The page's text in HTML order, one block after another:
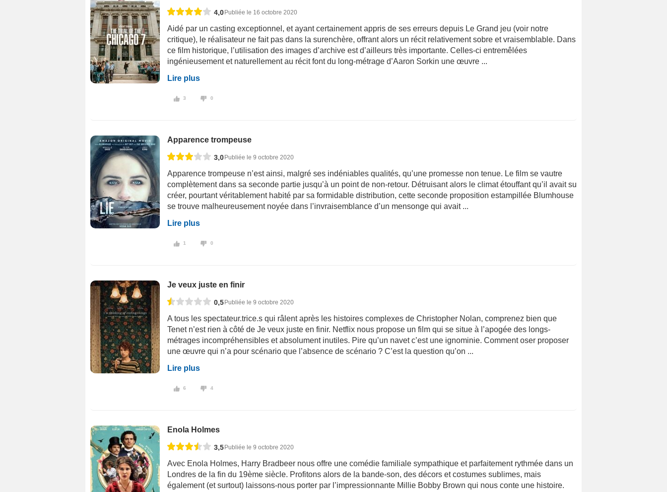
4,0 Publiée le 16 octobre 2020
Aidé par un casting exceptionnel, et ayant certainement appris de ses erreurs depuis Le Grand jeu (voir notre
critique), le réalisateur ne fait pas dans la surenchère, offrant alors un récit relativement sobre et vraisemblable. Dans
ce film historique, l’utilisation des images d’archive est d’ailleurs très importante. Celles-ci entremêlées
ingénieusement et naturellement au récit font du long-métrage d’Aaron Sorkin une œuvre ...
Lire plus
3 0
Apparence trompeuse
3,0 Publiée le 9 octobre 2020
Apparence trompeuse n’est ainsi, malgré ses indéniables qualités, qu’une promesse non tenue. Le film se vautre
complètement dans sa seconde partie jusqu’à un point de non-retour. Détruisant alors le climat étouffant qu’il avait su
créer, pourtant véritablement habité par sa formidable distribution, cette seconde proposition estampillée Blumhouse
se trouve malheureusement noyée dans l’invraisemblance d’un mensonge qui avait ...
Lire plus
1 0
Je veux juste en finir
0,5 Publiée le 9 octobre 2020
A tous les spectateur.trice.s qui râlent après les histoires complexes de Christopher Nolan, comprenez bien que
Tenet n’est rien à côté de Je veux juste en finir. Netflix nous propose un film qui se situe à l’apogée des longs-
métrages incompréhensibles et absolument inutiles. Pire qu’un navet c’est une ignominie. Comment oser proposer
une œuvre qui n’a pour scénario que l’absence de scénario ? C’est la question qu’on ...
Lire plus
6 4
Enola Holmes
3,5Publiée le 9 octobre 2020
Avec Enola Holmes, Harry Bradbeer nous offre une comédie familiale sympathique et parfaitement rythmée dans un
Londres de la fin du 19ème siècle. Profitons alors de la bande-son, des décors et costumes sublimes, mais
également (et surtout) laissons-nous porter par l’impressionnante Millie Bobby Brown qui nous conte une histoire.